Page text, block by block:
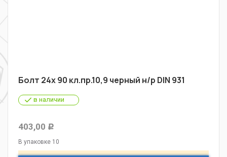
Болт 24х 90 кл.пр.10,9 черный н/р DIN 931
в наличии
403,00 Р
В упаковке 10